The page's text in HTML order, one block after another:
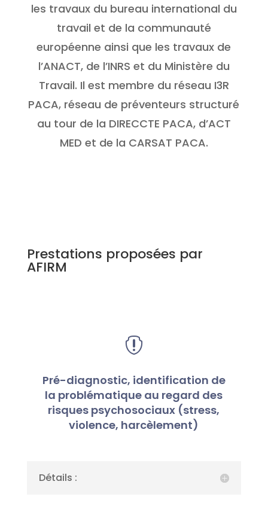
les travaux du bureau international du
travail et de la communauté
européenne ainsi que les travaux de
l’ANACT, de l’INRS et du Ministère du
Travail. Il est membre du réseau I3R
PACA, réseau de préventeurs structuré
au tour de la DIRECCTE PACA, d’ACT
MED et de la CARSAT PACA.
Prestations proposées par
AFIRM

Pré-diagnostic, identification de
la problématique au regard des
risques psychosociaux (stress,
violence, harcèlement)
Détails :